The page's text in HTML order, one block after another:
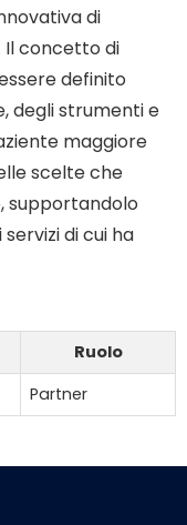
di
concetto di
definito
degli strumenti e
maggiore
scelte che
supportandolo
di cui ha
Ruolo
Partner